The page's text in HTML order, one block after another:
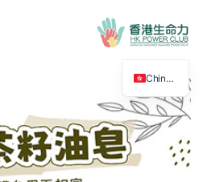
Chinese